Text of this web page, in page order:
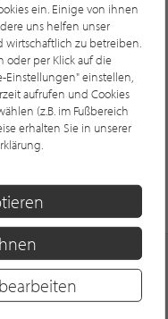
ein. Einige von ihnen
uns helfen unser
wirtschaftlich zu betreiben.
oder per Klick auf die
Einstellungen" einstellen,
aufrufen und Cookies
(z.B. im Fußbereich
erhalten Sie in unserer